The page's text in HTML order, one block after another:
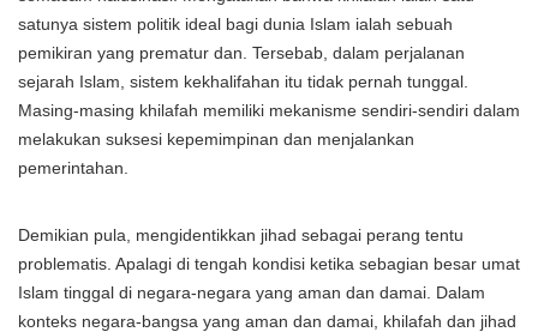
satunya sistem politik ideal bagi dunia Islam ialah sebuah
pemikiran yang prematur dan. Tersebab, dalam perjalanan
sejarah Islam, sistem kekhalifahan itu tidak pernah tunggal.
Masing-masing khilafah memiliki mekanisme sendiri-sendiri dalam
melakukan suksesi kepemimpinan dan menjalankan
pemerintahan.
Demikian pula, mengidentikkan jihad sebagai perang tentu
problematis. Apalagi di tengah kondisi ketika sebagian besar umat
Islam tinggal di negara-negara yang aman dan damai. Dalam
konteks negara-bangsa yang aman dan damai, khilafah dan jihad